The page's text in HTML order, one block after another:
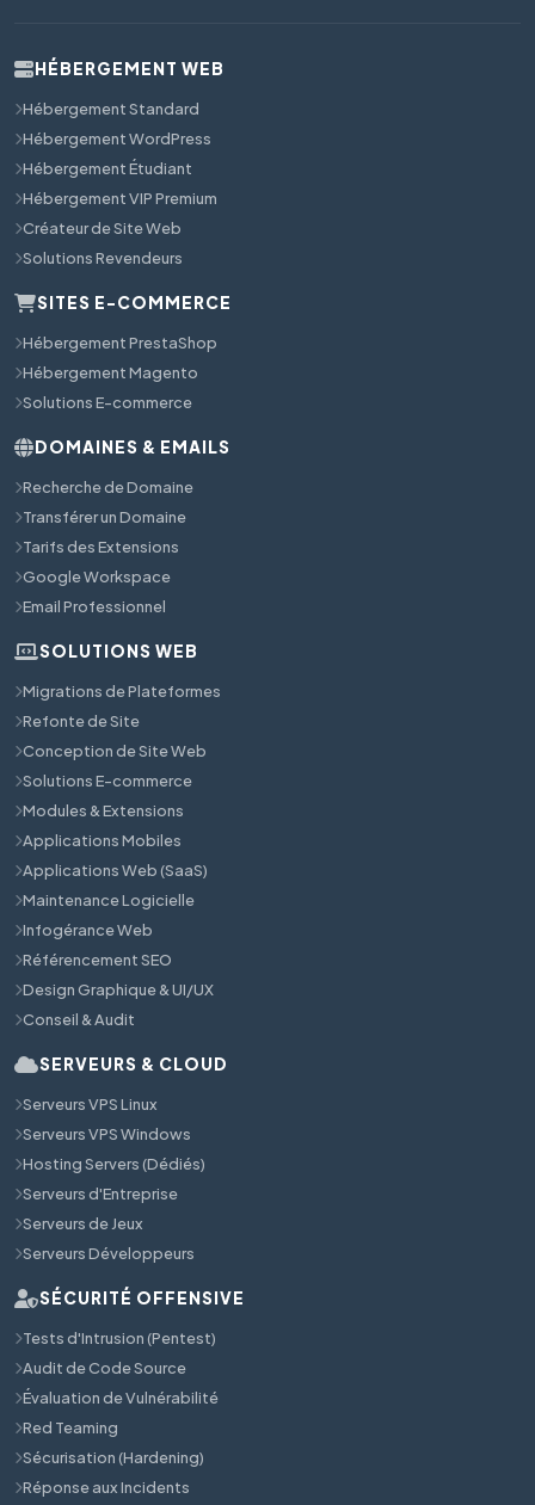
HÉBERGEMENT WEB
Hébergement Standard
Hébergement WordPress
Hébergement Étudiant
Hébergement VIP Premium
Créateur de Site Web
Solutions Revendeurs
SITES E-COMMERCE
Hébergement PrestaShop
Hébergement Magento
Solutions E-commerce
DOMAINES & EMAILS
Recherche de Domaine
Transférer un Domaine
Tarifs des Extensions
Google Workspace
Email Professionnel
SOLUTIONS WEB
Migrations de Plateformes
Refonte de Site
Conception de Site Web
Solutions E-commerce
Modules & Extensions
Applications Mobiles
Applications Web (SaaS)
Maintenance Logicielle
Infogérance Web
Référencement SEO
Design Graphique & UI/UX
Conseil & Audit
SERVEURS & CLOUD
Serveurs VPS Linux
Serveurs VPS Windows
Hosting Servers (Dédiés)
Serveurs d'Entreprise
Serveurs de Jeux
Serveurs Développeurs
SÉCURITÉ OFFENSIVE
Tests d'Intrusion (Pentest)
Audit de Code Source
Évaluation de Vulnérabilité
Red Teaming
Sécurisation (Hardening)
Réponse aux Incidents